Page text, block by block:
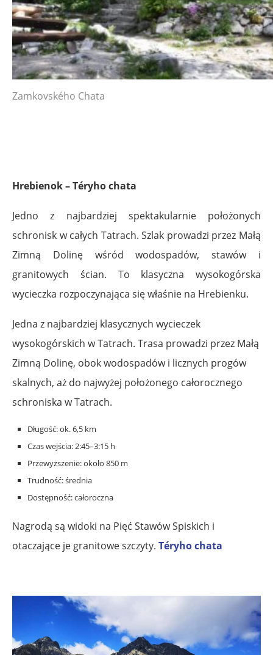
Zamkovského Chata
Hrebienok – Téryho chata
Jedno z najbardziej spektakularnie położonych
schronisk w całych Tatrach. Szlak prowadzi przez Małą
Zimną Dolinę wśród wodospadów, stawów i
granitowych ścian. To klasyczna wysokogórska
wycieczka rozpoczynająca się właśnie na Hrebienku.
Jedna z najbardziej klasycznych wycieczek
wysokogórskich w Tatrach. Trasa prowadzi przez Małą
Zimną Dolinę, obok wodospadów i licznych progów
skalnych, aż do najwyżej położonego całorocznego
schroniska w Tatrach.
Długość: ok. 6,5 km
Czas wejścia: 2:45–3:15 h
Przewyższenie: około 850 m
Trudność: średnia
Dostępność: całoroczna
Nagrodą są widoki na Pięć Stawów Spiskich i
otaczające je granitowe szczyty. Téryho chata